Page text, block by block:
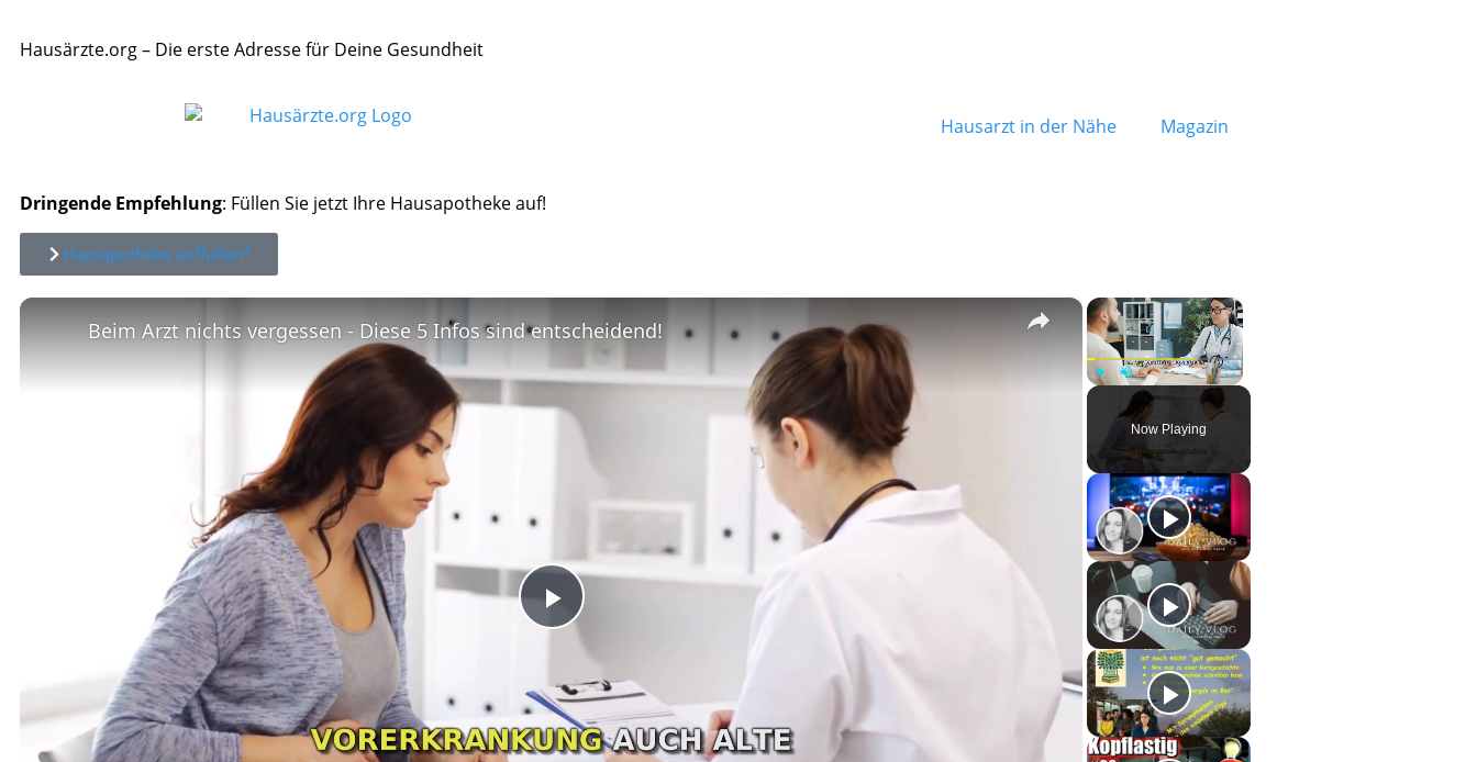
Hausärzte.org – Die erste Adresse für Deine Gesundheit
Hausarzt in der Nähe Magazin
Dringende Empfehlung: Füllen Sie jetzt Ihre Hausapotheke auf!
Hausapotheke auffüllen*
×
Unmute Fullscreen
Now Playing
×
Play
Video
Beim Arzt nichts vergessen - Diese 5 Infos sind entscheidend!